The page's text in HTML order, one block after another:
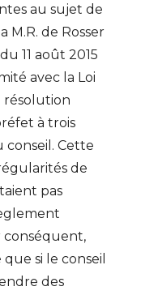
au sujet de
M.R. de Rosser
11 août 2015
avec la Loi
résolution
à trois
conseil. Cette
de
pas
conséquent,
si le conseil
des